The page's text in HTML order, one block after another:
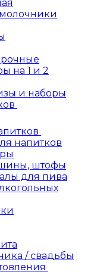
на 1 и 2
и наборы
напитков
штофы
для пива
/ свадьбы